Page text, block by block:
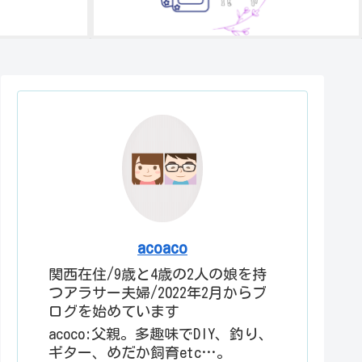
acoaco
関西在住/9歳と4歳の2人の娘を持
つアラサー夫婦/2022年2月からブ
ログを始めています
acoco:父親。多趣味でDIY、釣り、
ギター、めだか飼育etc…。